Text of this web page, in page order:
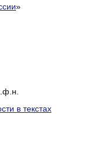
»
в текстах